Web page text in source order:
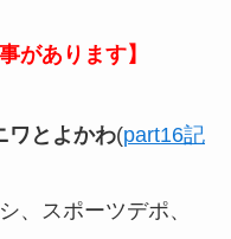
があります】
ワとよかわ(part16記
、スポーツデポ、